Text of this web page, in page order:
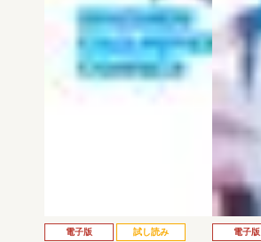
電子版 試し読み 電子版